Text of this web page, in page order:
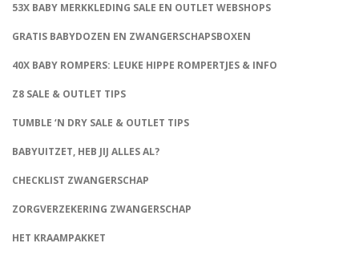
53X BABY MERKKLEDING SALE EN OUTLET WEBSHOPS
GRATIS BABYDOZEN EN ZWANGERSCHAPSBOXEN
40X BABY ROMPERS: LEUKE HIPPE ROMPERTJES & INFO
Z8 SALE & OUTLET TIPS
TUMBLE ‘N DRY SALE & OUTLET TIPS
BABYUITZET, HEB JIJ ALLES AL?
CHECKLIST ZWANGERSCHAP
ZORGVERZEKERING ZWANGERSCHAP
HET KRAAMPAKKET